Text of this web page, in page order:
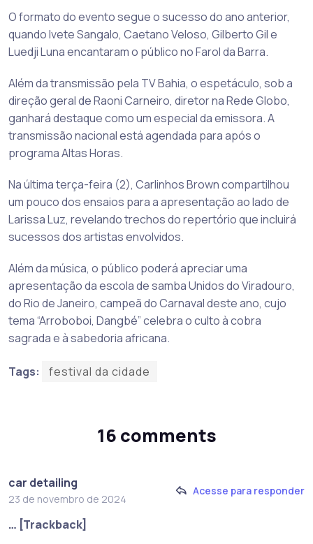
O formato do evento segue o sucesso do ano anterior,
quando Ivete Sangalo, Caetano Veloso, Gilberto Gil e
Luedji Luna encantaram o público no Farol da Barra.
Além da transmissão pela TV Bahia, o espetáculo, sob a
direção geral de Raoni Carneiro, diretor na Rede Globo,
ganhará destaque como um especial da emissora. A
transmissão nacional está agendada para após o
programa Altas Horas.
Na última terça-feira (2), Carlinhos Brown compartilhou
um pouco dos ensaios para a apresentação ao lado de
Larissa Luz, revelando trechos do repertório que incluirá
sucessos dos artistas envolvidos.
Além da música, o público poderá apreciar uma
apresentação da escola de samba Unidos do Viradouro,
do Rio de Janeiro, campeã do Carnaval deste ano, cujo
tema “Arroboboi, Dangbé” celebra o culto à cobra
sagrada e à sabedoria africana.
Tags: festival da cidade
16 comments
car detailing
23 de novembro de 2024
Acesse para responder
… [Trackback]